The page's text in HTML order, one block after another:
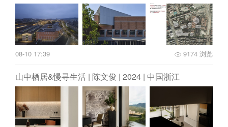
08-10 17:39 9174 浏览
山中栖居&慢寻生活 | 陈文俊 | 2024 | 中国浙江